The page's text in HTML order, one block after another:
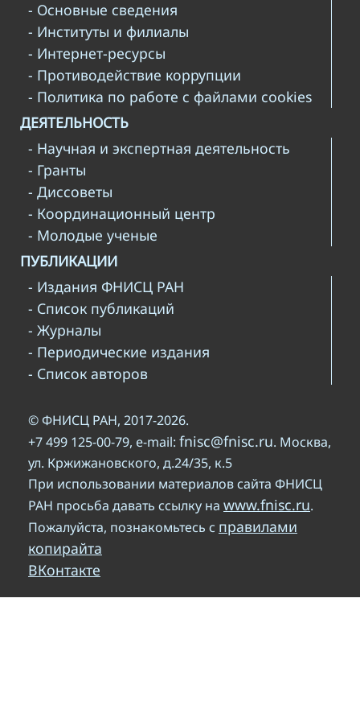
- Основные сведения
- Институты и филиалы
- Интернет-ресурсы
- Противодействие коррупции
- Политика по работе с файлами cookies
ДЕЯТЕЛЬНОСТЬ
- Научная и экспертная деятельность
- Гранты
- Диссоветы
- Координационный центр
- Молодые ученые
ПУБЛИКАЦИИ
- Издания ФНИСЦ РАН
- Список публикаций
- Журналы
- Периодические издания
- Список авторов
© ФНИСЦ РАН, 2017-2026.
+7 499 125-00-79, e-mail: fnisc@fnisc.ru. Москва,
ул. Кржижановского, д.24/35, к.5
При использовании материалов сайта ФНИСЦ
РАН просьба давать ссылку на www.fnisc.ru.
Пожалуйста, познакомьтесь с правилами
копирайта
ВКонтакте